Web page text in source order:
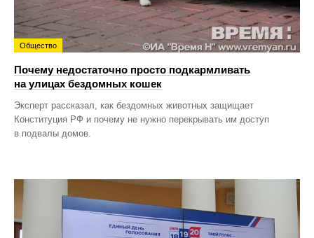
Общество
Почему недостаточно просто подкармливать
на улицах бездомных кошек
Эксперт рассказал, как бездомных животных защищает
Конституция РФ и почему не нужно перекрывать им доступ
в подвалы домов.